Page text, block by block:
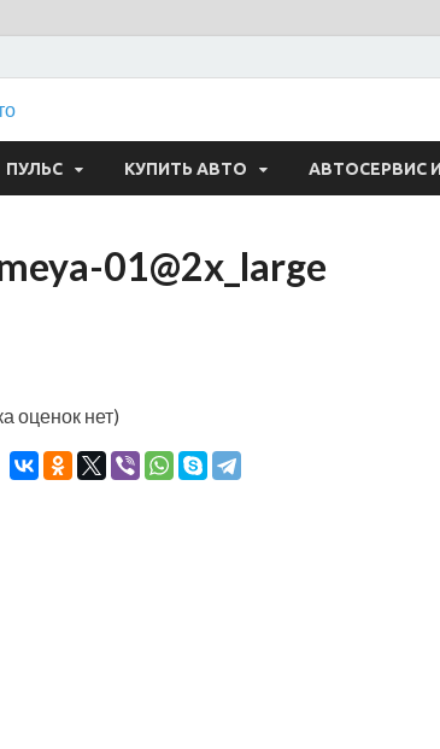
ForPost — Авто
ПУЛЬС КУПИТЬ АВТО АВТОСЕРВИС
01@2x_large
оценок нет)